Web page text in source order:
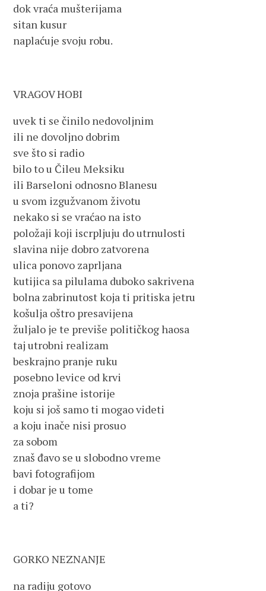
dok vraća mušterijama
sitan kusur
naplaćuje svoju robu.
VRAGOV HOBI
uvek ti se činilo nedovoljnim
ili ne dovoljno dobrim
sve što si radio
bilo to u Čileu Meksiku
ili Barseloni odnosno Blanesu
u svom izgužvanom životu
nekako si se vraćao na isto
položaji koji iscrpljuju do utrnulosti
slavina nije dobro zatvorena
ulica ponovo zaprljana
kutijica sa pilulama duboko sakrivena
bolna zabrinutost koja ti pritiska jetru
košulja oštro presavijena
žuljalo je te previše političkog haosa
taj utrobni realizam
beskrajno pranje ruku
posebno levice od krvi
znoja prašine istorije
koju si još samo ti mogao videti
a koju inače nisi prosuo
za sobom
znaš đavo se u slobodno vreme
bavi fotografijom
i dobar je u tome
a ti?
GORKO NEZNANJE
na radiju gotovo